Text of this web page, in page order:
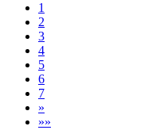
1
2
3
4
5
6
7
»
»»